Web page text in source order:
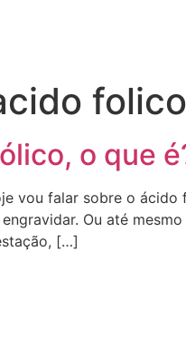
o que
vou falar sobre o ácido
Ou até
[…]